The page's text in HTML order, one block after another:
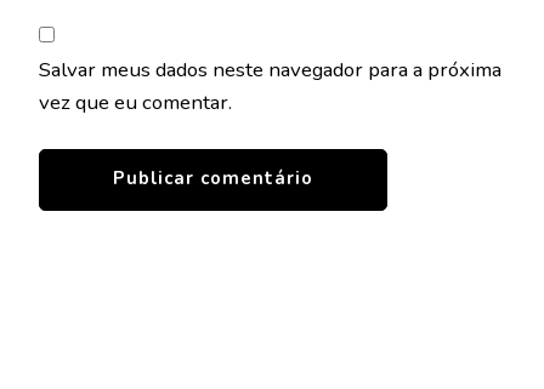
Salvar meus dados neste navegador para a próxima
vez que eu comentar.